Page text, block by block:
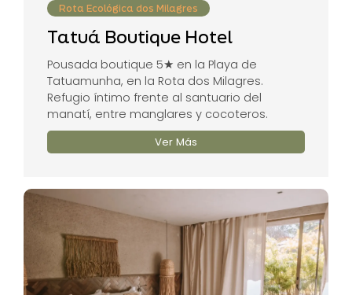
Rota Ecológica dos Milagres
Tatuá Boutique Hotel
Pousada boutique 5★ en la Playa de
Tatuamunha, en la Rota dos Milagres.
Refugio íntimo frente al santuario del
manatí, entre manglares y cocoteros.
Ver Más